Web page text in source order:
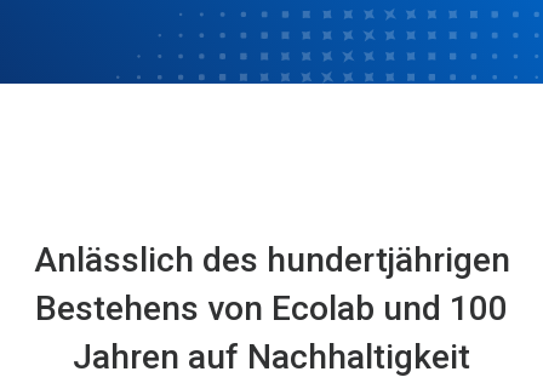
Anlässlich des hundertjährigen
Bestehens von Ecolab und 100
Jahren auf Nachhaltigkeit